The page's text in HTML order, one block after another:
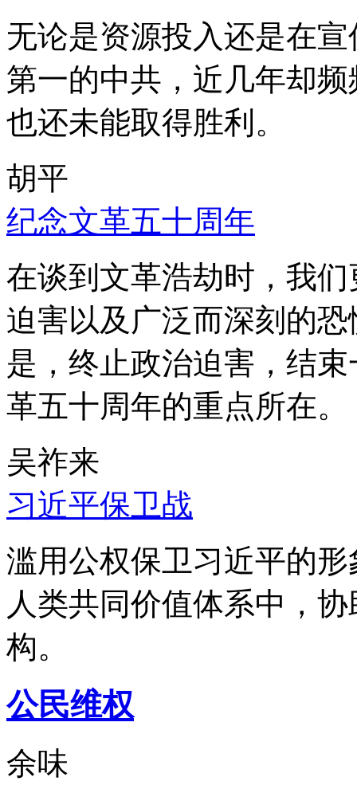
无论是资源投入还是在
第一的中共，近几年却
也还未能取得胜利。
胡平
纪念文革五十周年
在谈到文革浩劫时，我
迫害以及广泛而深刻的
是，终止政治迫害，结
革五十周年的重点所在。
吴祚来
习近平保卫战
滥用公权保卫习近平的
人类共同价值体系中，
构。
公民维权
余味